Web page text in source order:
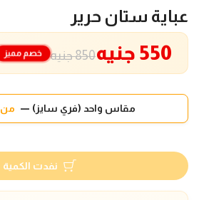
عباية ستان حرير
850 جنيه 550 جنيه خصم مميز
مقاس واحد (فري سايز) — من 50 لـ120 كيلو
نفدت الكمية